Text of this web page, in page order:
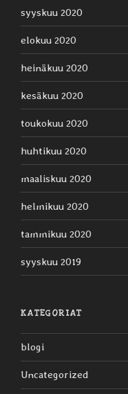
syyskuu 2020
elokuu 2020
heinäkuu 2020
kesäkuu 2020
toukokuu 2020
huhtikuu 2020
maaliskuu 2020
helmikuu 2020
tammikuu 2020
syyskuu 2019
KATEGORIAT
blogi
Uncategorized